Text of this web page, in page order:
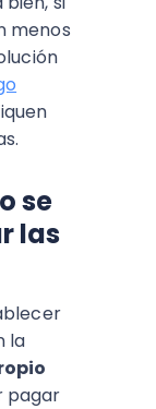
menos
se
las
la
pagar